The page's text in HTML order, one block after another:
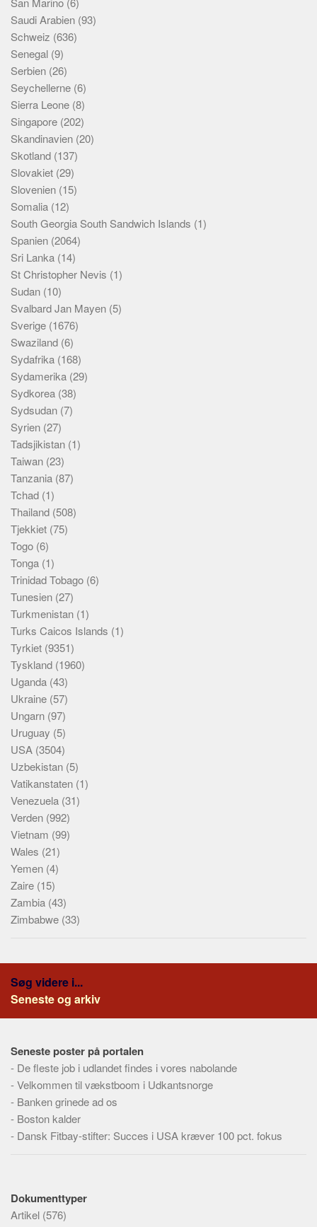
Saudi Arabien (93)
Schweiz (636)
Senegal (9)
Serbien (26)
Seychellerne (6)
Sierra Leone (8)
Singapore (202)
Skandinavien (20)
Skotland (137)
Slovakiet (29)
Slovenien (15)
Somalia (12)
South Georgia South Sandwich Islands (1)
Spanien (2064)
Sri Lanka (14)
St Christopher Nevis (1)
Sudan (10)
Svalbard Jan Mayen (5)
Sverige (1676)
Swaziland (6)
Sydafrika (168)
Sydamerika (29)
Sydkorea (38)
Sydsudan (7)
Syrien (27)
Tadsjikistan (1)
Taiwan (23)
Tanzania (87)
Tchad (1)
Thailand (508)
Tjekkiet (75)
Togo (6)
Tonga (1)
Trinidad Tobago (6)
Tunesien (27)
Turkmenistan (1)
Turks Caicos Islands (1)
Tyrkiet (9351)
Tyskland (1960)
Uganda (43)
Ukraine (57)
Ungarn (97)
Uruguay (5)
USA (3504)
Uzbekistan (5)
Vatikanstaten (1)
Venezuela (31)
Verden (992)
Vietnam (99)
Wales (21)
Yemen (4)
Zaire (15)
Zambia (43)
Zimbabwe (33)
Søg videre i...
Seneste og arkiv
Seneste poster på portalen
- De fleste job i udlandet findes i vores nabolande
-Velkommen til vækstboom i Udkantsnorge
- Banken grinede ad os
- Boston kalder
- Dansk Fitbay-stifter: Succes i USA kræver 100 pct. fokus
Dokumenttyper
Artikel (576)